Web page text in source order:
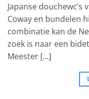
Japanse douchewc’s
Coway en bundelen
combinatie kan de
zoek is naar een
Meester […]